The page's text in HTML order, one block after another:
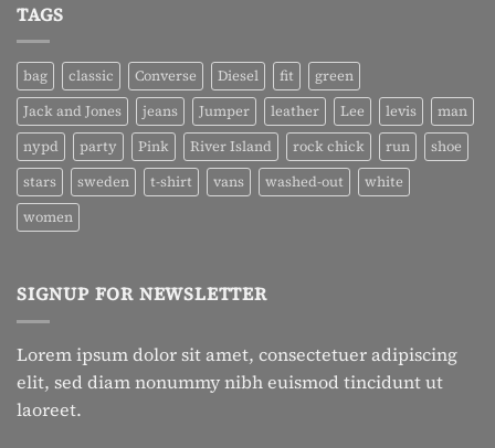
TAGS
bag classic Converse Diesel fit
green
Jack and Jones
jeans Jumper leather Lee levis
man
nypd
party Pink River Island rock chick run
shoe
stars
sweden t-shirt vans washed-out
white
women
SIGNUP FOR NEWSLETTER
Lorem ipsum dolor sit amet, consectetuer adipiscing
elit, sed diam nonummy nibh euismod tincidunt ut
laoreet.